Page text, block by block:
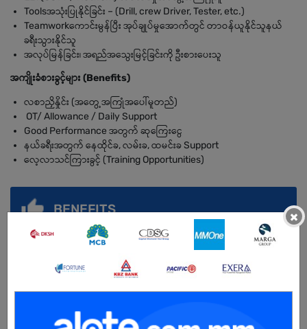
Toolsအသုံးပြုနိုင်ခြင်း – (Drill, crew Driver, Tester, etc.)
Teamworkကောင်းမွန်ပြီး အုပ်ချုပ်မှုအောက်တွင် တာဝန်ယူနိုင်သူနယ်
ခရီးသွားနိုင်သူ
အလုပ်မြန်ခြင်း၊ အရည်အသွေးမြင့်ခြင်းကို ဦးစားပေးသူ
အကျိုးခံစားခွင့်များ (Benefits)
လစာညှိနှိုင်း (အတွေ့အကြုံအပေါ်မူတည်)
OT/ Allowance / Daily Support
Good Performance အတွက် ဆုကြေးငွေ
နယ်ခရီးအတွက် နေထိုင်ခ, လမ်းခ, ထမင်းခ Support
လေ့လာသင်ကြားခွင့် (Training Opportunities)
BENEFITS
OT/ Allowance / Daily Support/ Good Performanceအတွက် ဆုကြေးငွေ/
×